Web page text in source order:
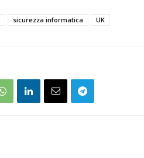
sicurezza informatica UK